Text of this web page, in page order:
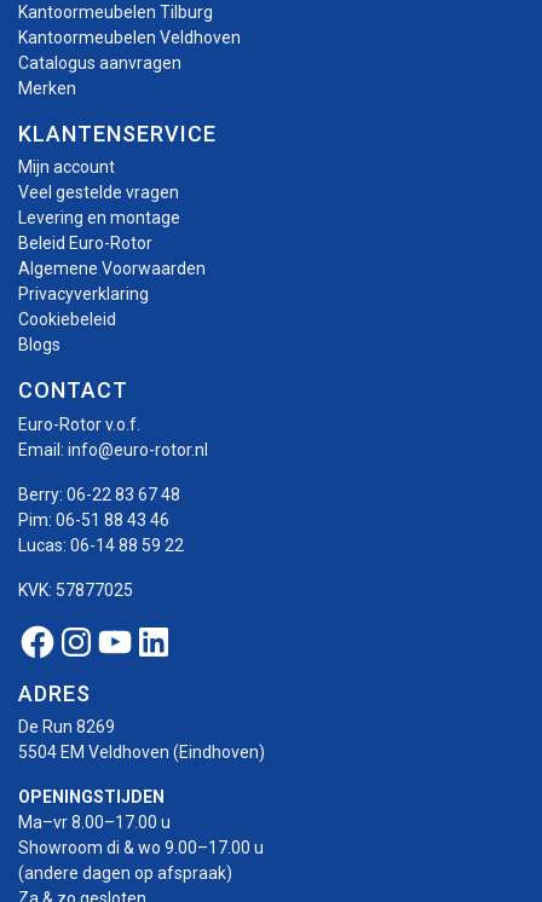
Kantoormeubelen Tilburg
Kantoormeubelen Veldhoven
Catalogus aanvragen
Merken
KLANTENSERVICE
Mijn account
Veel gestelde vragen
Levering en montage
Beleid Euro-Rotor
Algemene Voorwaarden
Privacyverklaring
Cookiebeleid
Blogs
CONTACT
Euro-Rotor v.o.f.
Email: info@euro-rotor.nl
Berry: 06-22 83 67 48
Pim: 06-51 88 43 46
Lucas: 06-14 88 59 22
KVK: 57877025
Facebook Euro-rotor
Instagram Euro-rotor
Youtube Euro-rotor
Linkedin Euro-rotor
ADRES
De Run 8269
5504 EM Veldhoven (Eindhoven)
OPENINGSTIJDEN
Ma–vr 8.00–17.00 u
Showroom di & wo 9.00–17.00 u
(andere dagen op afspraak)